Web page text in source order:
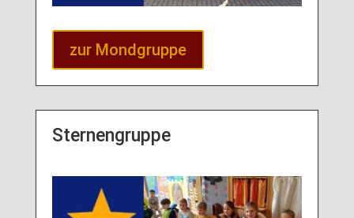
zur Mondgruppe
Sternengruppe